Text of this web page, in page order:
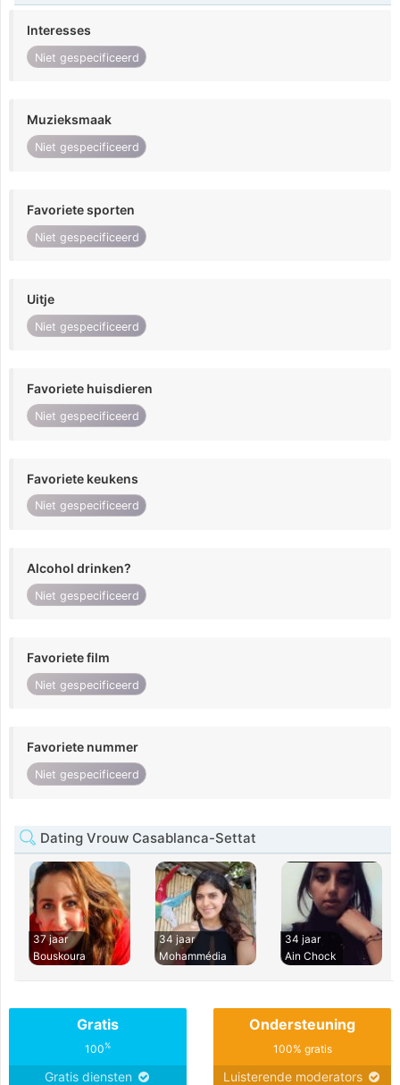
Interesses
Niet gespecificeerd
Muzieksmaak
Niet gespecificeerd
Favoriete sporten
Niet gespecificeerd
Uitje
Niet gespecificeerd
Favoriete huisdieren
Niet gespecificeerd
Favoriete keukens
Niet gespecificeerd
Alcohol drinken?
Niet gespecificeerd
Favoriete film
Niet gespecificeerd
Favoriete nummer
Niet gespecificeerd
Dating Vrouw Casablanca-Settat
37 jaar
Bouskoura
34 jaar
Mohammédia
34 jaar
Ain Chock
Gratis
100%
Gratis diensten
Ondersteuning
100% gratis
Luisterende moderators